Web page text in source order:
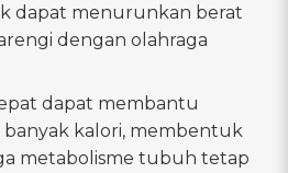
dapat menurunkan berat
dengan olahraga
dapat membantu
kalori, membentuk
metabolisme tubuh tetap